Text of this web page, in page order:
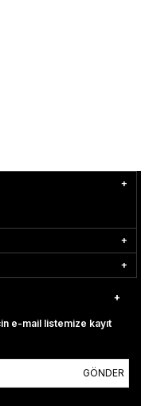
e-mail listemize kayıt
GÖNDER